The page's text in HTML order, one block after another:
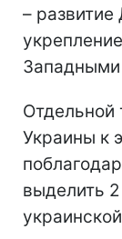
– развитие
Отдельной
Украины к
выделить